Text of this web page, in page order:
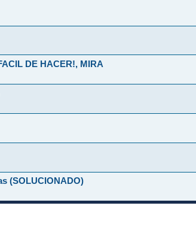
DE HACER!, MIRA
(SOLUCIONADO)